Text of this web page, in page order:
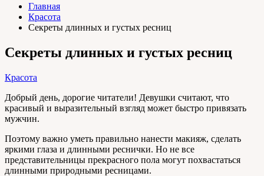
Главная
Красота
Секреты длинных и густых ресниц
Секреты длинных и густых ресниц
Красота
Добрый день, дорогие читатели! Девушки считают, что
красивый и выразительный взгляд может быстро привязать
мужчин.
Поэтому важно уметь правильно нанести макияж, сделать
яркими глаза и длинными реснички. Но не все
представительницы прекрасного пола могут похвастаться
длинными природными ресницами.